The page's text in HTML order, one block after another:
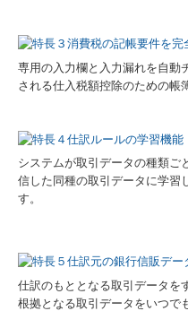
専用の入力欄と入力漏れを自動
される仕入税額控除のための帳
システムが取引データの種類ご
信した同種の取引データに学習
す。
仕訳のもととなる取引データを
根拠となる取引データをいつで